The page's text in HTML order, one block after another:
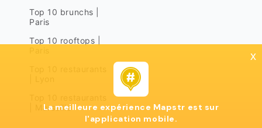
Top 10 brunchs |
Paris
Top 10 rooftops |
| Marseille
x
La meilleure expérience Mapstr est sur
l'application mobile.